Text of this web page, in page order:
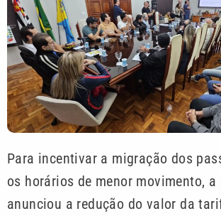
Para incentivar a migração dos
os horários de menor movimento, a
anunciou a redução do valor da